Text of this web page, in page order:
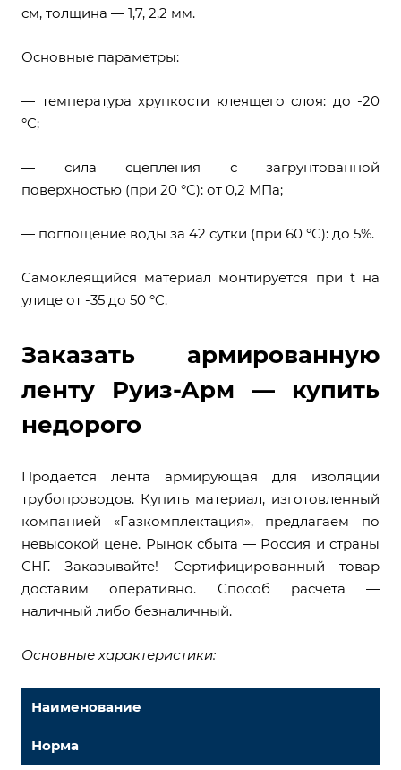
см, толщина — 1,7, 2,2 мм.
Основные параметры:
— температура хрупкости клеящего слоя: до -20
°C;
— сила сцепления с загрунтованной
поверхностью (при 20 °C): от 0,2 МПа;
— поглощение воды за 42 сутки (при 60 °C): до 5%.
Самоклеящийся материал монтируется при t на
улице от -35 до 50 °C.
Заказать армированную
ленту Руиз-Арм — купить
недорого
Продается лента армирующая для изоляции
трубопроводов. Купить материал, изготовленный
компанией «Газкомплектация», предлагаем по
невысокой цене. Рынок сбыта — Россия и страны
СНГ. Заказывайте! Сертифицированный товар
доставим оперативно. Способ расчета —
наличный либо безналичный.
Основные характеристики:
Наименование
Норма